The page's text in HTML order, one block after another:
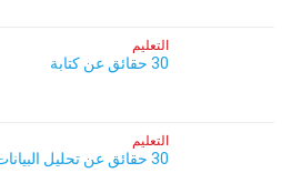
التعليم
30 حقائق عن كتابة
التعليم
30 حقائق عن تحليل البيانات